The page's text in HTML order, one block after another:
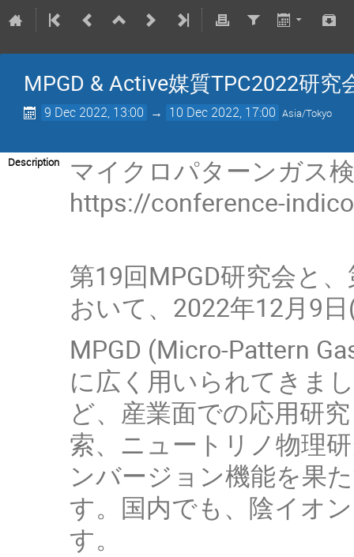
MPGD & Active媒質TPC2022研究
9 Dec 2022, 13:00 → 10 Dec 2022, 17:00 Asia/Tokyo
Description
マイクロパターンガス
https://conference-
第19回MPGD研究会と
おいて、2022年12月9
MPGD (Micro-Pattern
に広く用いられてきま
ど、産業面での応用研
索、ニュートリノ物理
ンバージョン機能を果
す。国内でも、陰イオ
す。